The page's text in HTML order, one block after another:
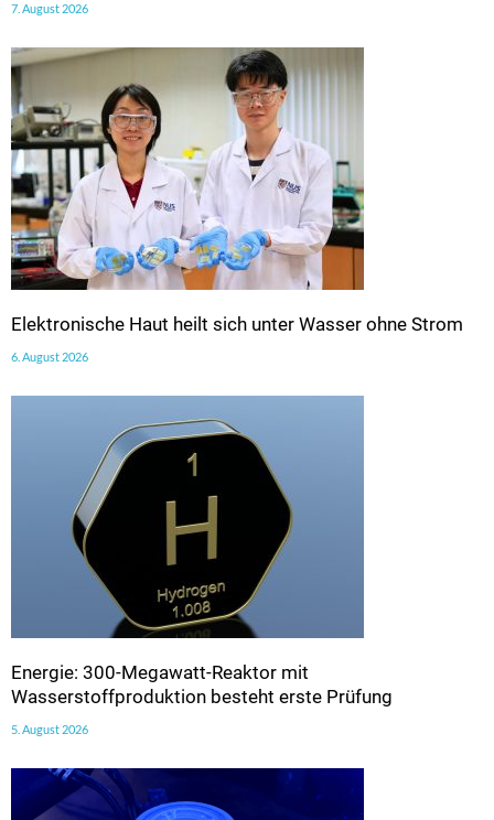
7. August 2026
Elektronische Haut heilt sich unter Wasser ohne Strom
6. August 2026
Energie: 300-Megawatt-Reaktor mit
Wasserstoffproduktion besteht erste Prüfung
5. August 2026